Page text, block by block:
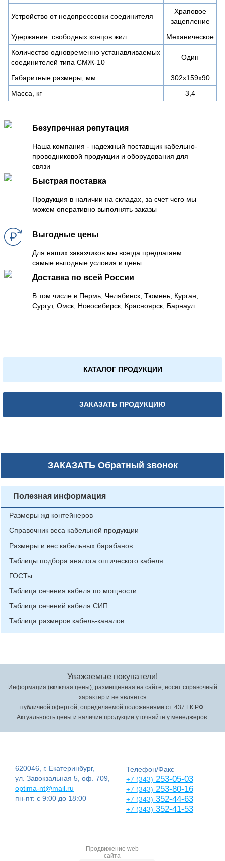
Устройство от недопрессовки соединителя
Храповое
зацепление
Удержание свободных концов жил
Механическое
Количество одновременно устанавливаемых
соединителей типа СМЖ-10
Один
Габаритные размеры, мм
302х159х90
Масса, кг
3,4
Безупречная репутация
Наша компания - надежный поставщик кабельно-
проводниковой продукции и оборудования для
связи
Быстрая поставка
Продукция в наличии на складах, за счет чего мы
можем оперативно выполнять заказы
Выгодные цены
Для наших заказчиков мы всегда предлагаем
самые выгодные условия и цены
Доставка по всей России
В том числе в Пермь, Челябинск, Тюмень, Курган,
Сургут, Омск, Новосибирск, Красноярск, Барнаул
КАТАЛОГ ПРОДУКЦИИ
ЗАКАЗАТЬ ПРОДУКЦИЮ
ЗАКАЗАТЬОбратный звонок
Полезная информация
Размеры жд контейнеров
Справочник веса кабельной продукции
Размеры и вес кабельных барабанов
Таблицы подбора аналога оптического кабеля
ГОСТы
Таблица сечения кабеля по мощности
Таблица сечений кабеля СИП
Таблица размеров кабель-каналов
Уважаемые покупатели!
Информация (включая цены), размещенная на сайте, носит справочный
характер и не является
публичной офертой, определяемой положениями ст. 437 ГК РФ.
Актуальность цены и наличие продукции уточняйте у менеджеров.
620046, г. Екатеринбург,
ул. Завокзальная 5, оф. 709,
optima-nt@mail.ru
пн-пт: с 9:00 до 18:00
Телефон/Факс
+7 (343) 253-05-03
+7 (343) 253-80-16
+7 (343) 352-44-63
+7 (343) 352-41-53
Продвижение web
сайта